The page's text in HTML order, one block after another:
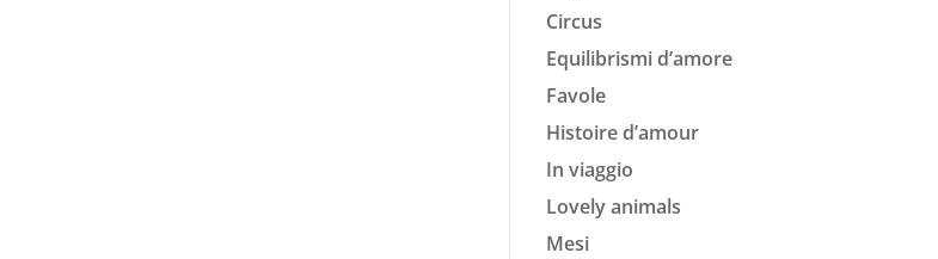
Circus
Equilibrismi d’amore
Favole
Histoire d’amour
In viaggio
Lovely animals
Mesi